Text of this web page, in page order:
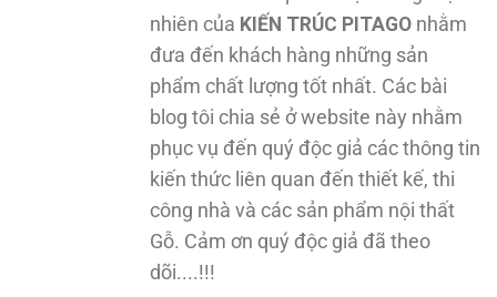
nhiên của KIẾN TRÚC PITAGO nhằm
đưa đến khách hàng những sản
phẩm chất lượng tốt nhất. Các bài
blog tôi chia sẻ ở website này nhằm
phục vụ đến quý độc giả các thông tin
kiến thức liên quan đến thiết kế, thi
công nhà và các sản phẩm nội thất
Gỗ. Cảm ơn quý độc giả đã theo
dõi....!!!